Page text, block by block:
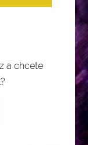
a chcete